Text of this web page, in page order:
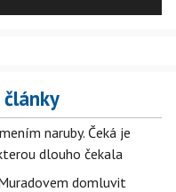
naruby. Čeká je
dlouho čekala
domluvit